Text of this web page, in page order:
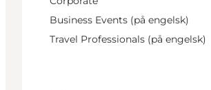
Business Events (på engelsk)
Travel Professionals (på engelsk)